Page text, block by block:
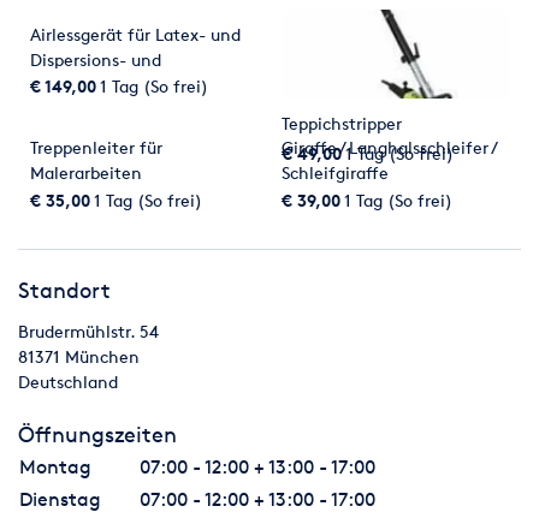
Airlessgerät für Latex- und
Dispersions- und
Fassedenfarben
€ 149,001 Tag (So frei)
Teppichstripper
€ 49,001 Tag (So frei)
Treppenleiter für
Malerarbeiten
€ 35,001 Tag (So frei)
Giraffe / Langhalsschleifer /
Schleifgiraffe
€ 39,001 Tag (So frei)
Standort
Brudermühlstr. 54
81371 München
Deutschland
Öffnungszeiten
Montag
07:00 - 12:00 + 13:00 - 17:00
Dienstag
07:00 - 12:00 + 13:00 - 17:00